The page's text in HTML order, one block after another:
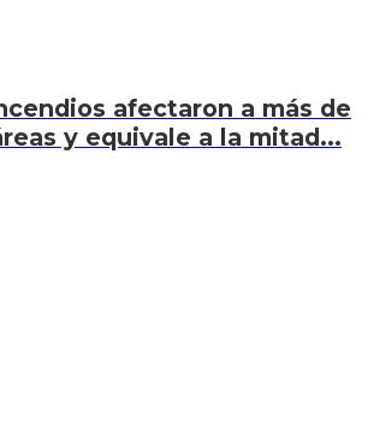
afectaron a más de
y equivale a la mitad...